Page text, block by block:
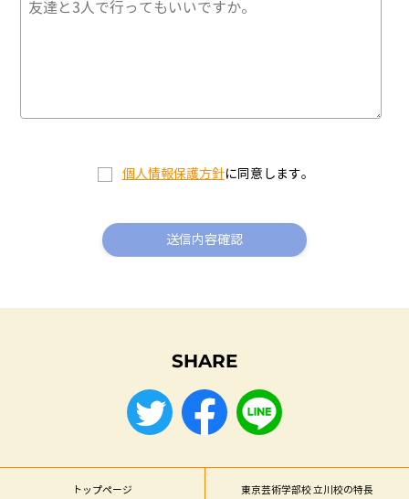
個人情報保護方針に同意します。
SHARE
トップページ 東京芸術学部校 立川校の特長